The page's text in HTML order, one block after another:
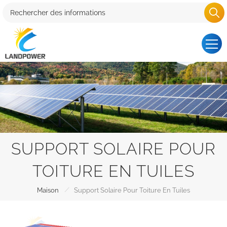
SUPPORT SOLAIRE POUR
TOITURE EN TUILES
Maison / Support Solaire Pour Toiture En Tuiles